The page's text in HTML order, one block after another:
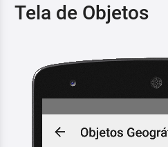
Tela de Objetos